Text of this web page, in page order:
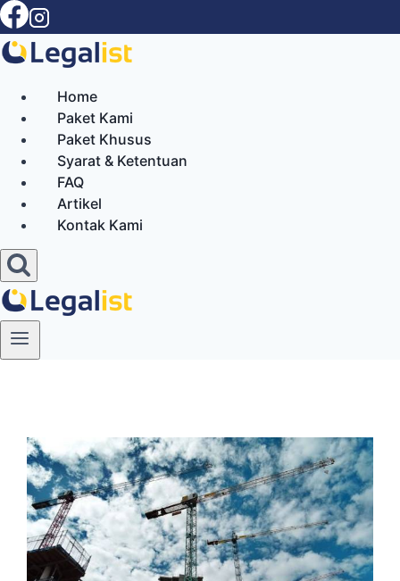
Skip
to
content
Home
Paket Kami
Paket Khusus
Syarat & Ketentuan
FAQ
Artikel
Kontak Kami